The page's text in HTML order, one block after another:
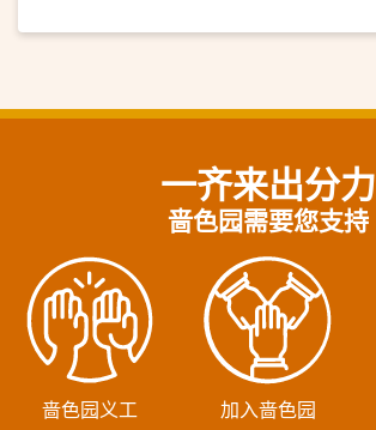
一齐来出分力
啬色园需要您支持
啬色园义工 加入啬色园